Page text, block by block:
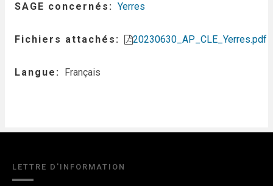
SAGE concernés Yerres
Fichiers attachés 20230630_AP_CLE_Yerres.pdf
Langue Français
LETTRE D'INFORMATION